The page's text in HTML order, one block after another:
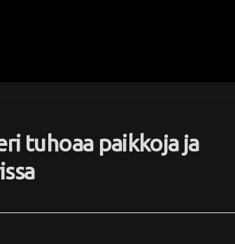
tuhoaa paikkoja ja